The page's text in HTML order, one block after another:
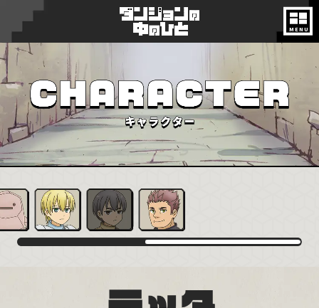
ON AIR
NEWS
INTRODUCTION
STORY
CHARACTER
STAFF&CAST